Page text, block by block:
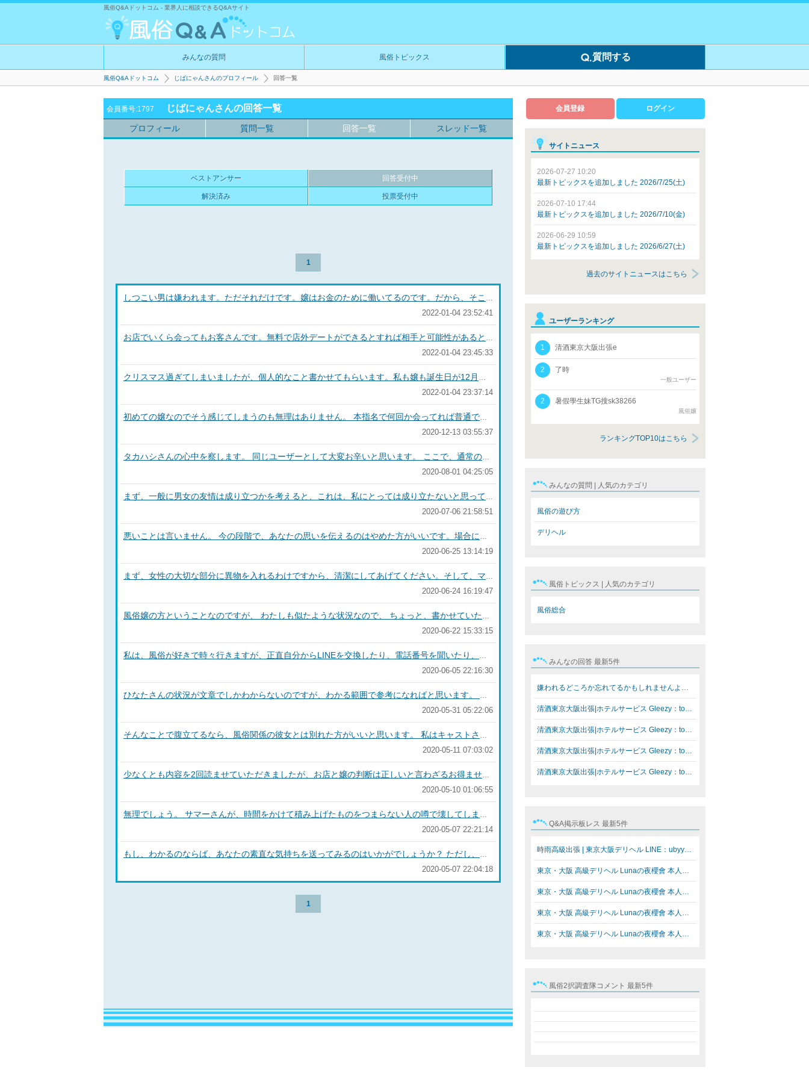
風俗Q&Aドットコム - 業界人に相談できるQ&Aサイト
みんなの質問 風俗トピックス 質問する
風俗Q&Aドットコム じばにゃんさんのプロフィール 回答一覧
会員番号:1797 じばにゃんさんの回答一覧
プロフィール 質問一覧 回答一覧 スレッド一覧
ベストアンサー 回答受付中
解決済み 投票受付中
1
しつこい男は嫌われます。ただそれだけです。嬢はお金のために働いてるのです。だから、そこを尊重してあげないといけません。あなたが、1千万も2千万も出したりできますか？ あと、誰しも踏み込まれたくないスペースがあります。それを尊重しないと彼女だってできないですよ。
2022-01-04 23:52:41
お店でいくら会ってもお客さんです。無料で店外デートができるとすれば相手と可能性があると思います。 よく考えて欲しいのは、自分だけって思うのは自由ですが、自分にもするなら他でもしてるって思うことです。 例え、他でしてても嬢は言いません。 それに耐えられるなら、続けてみてもいいと思います。
2022-01-04 23:45:33
クリスマス過ぎてしまいましたが、個人的なこと書かせてもらいます。私も嬢も誕生日が12月なのでお泊まりで、誕生会をしました。私もプレゼントをしましたが、嬢からもプレゼントをいただきました。 クリスマスについては、LINEでスイーツをプレゼントしました。 年末にも会って2人で忘年会をしました。 私が思うには、クリスマスとかバレンタインとかは、イベントだと思いますので、スイーツとか小物とかささやかなものでいいのかなと思います。 もらったら嬉しいけど、あまり高いものだとお互いに難しいのかと思います。 それよりも、その時間を楽しんで盛り上がる方がいいのかなと思います。 みなこさんの笑顔が1番のプレゼントだと思います😊
2022-01-04 23:37:14
初めての嬢なのでそう感じてしまうのも無理はありません。 本指名で何回か会ってれば普通です。 逆に何度か会っていて毎回天気の話もしてられないので、それらしい話をしますが、全てが本当とは限りません。 ましてやプレイの30分程度の会話は、相手も楽なのです。 例えば、 comoさんが既に、LINEや電話番号などの交換をしていて、 お店に来ない時でも、嬢からの営業ではなく、何気ない会話などがきてラリーで盛り上がったり、金銭が絡まないで外で何度か会う関係であれば文句なしだと思います。 風俗嬢は特に、お金が絡まないことは極力しません。キャバ嬢のように営業をしないのは、プレイ料金が決まってるからです。 でも、話しの感じからも 嫌われてはいないと思いますので、 プレイの最中は思い切ってサービス内で楽しんでください。 ちなみに自分の経験からすると LINEは嬢から交換したいと言われた。 オプション料金はサービスしてくれた。 親しい呼び名を提案されたなど、 嬢発信での場合グッと親しい関係になります。 comoさんもぜひとも楽しんでください！
2020-12-13 03:55:37
タカハシさんの心中を察します。 同じユーザーとして大変お辛いと思います。 ここで、通常の友人関係、恋人関係で考えてみると少しは冷静になれるのかなと思います。 何度かお店で会って、 相手にも信用を得て、LINE交換、姫予約まで繋がりを持ったのだと思います。 通常ですと友達関係ぐらいまで行ったのかもしれません。 日常関係でも、こちらは思い当たらず、 突然、既読スルーやLINEを拒否をされたりとかあったりすると思います。 でも、その時に 相手はあなたに理由を言いますか？ 恋人関係でも、理由を言わず、 振られることもあると思います。 理由をいうというのは、 言われる側も辛いですが、 いう側も相手にどう思われるか、 さらにはいうことで、 何かされる可能性もあるため、 負担が大きいと思います。 もう一度、 タカハシさんの今までの嬢に対する態度を思い返してみてください。 何かサインはありませんでしたか？ 必ず、態度、仕草、言動、LINEなどの変化があったはずです。 もし、逆に気付かないのでしたら、 風俗店には行かない方が良いと思います。 あと、わからないけど、 風俗では遊びたいのでしたら、 その女性と相性が悪かったと割り切るべきです。 普段、デートや遊びに行って、 楽しい時間を過ごせたと思っても、 相手には退屈だったり、 嫌な気分になったりして、 関係が終わってしまうこともあると思います。 同様に、嬢も1人の女性です。 あなたとの時間をお金の関係ですが、 友達関係や恋人関係のように、相手を尊重して遊んでいれば、 相手も精一杯サービスをしてくれると思います。 逆に、相手を下にみたりサービスされて当然や仲良くなってきたのだから、少し強引にプレイしたとすれば、身体に負担になったり、傷ついたりする場合もあります。宅配系ですが、強引に手でされたので、腫れたり傷ついたりしたといって、見せてもらったこともあります。(もちろんそのお客さんには言えないと言ってました。) 今回は本当に残念でしたが、 一度自分の中で総括して、 遊んでみることをお勧めします。 まだまだ、素敵な嬢もたくさんいますので、 相手を尊重して楽しく遊んで欲しいと思います。
2020-08-01 04:25:05
まず、一般に男女の友情は成り立つかを考えると、これは、私にとっては成り立たないと思っています。なので、風俗嬢とお客さんの友情はないと思います。 しかし、仲良しさんだったらどうでしょうか？友達関係って、お友達になろうと思ってなるものではないと思います。趣味が合う、好みが似てる、話が合うそんなことで、人は惹かれて、いつのまにか仲良しになっているのだと思います。 そう考えると この娘と付き合いたいとか、 店外したいとか 友達としてプライベートで会いたいとか そういうのって、 結果的にそうなるのであって、 最初から下心が見え隠れすると 風俗嬢とお客さんの関係は永遠に変わりません。 まずは、時間内を2人で楽しむ、 また、相手を楽しませる。 サプライズ的なことをしてみてはいかがでしょうか？ 相手に会いたいとか、 ◯◯さんと一緒だと時間がすぐすぎちゃうとか そういうふうになると 相手も少しづつ、 心を開いてくれます。 こちらからじゃなくて、 相手からLINE交換しよとか 相手からLINEが来たりなど、 どちらかというと受け身の感じの始まりの方が、 相手と近くなれる気がします。 まずは、相手の話をよく聞いてください。 そして、答えを導くのではなく、 共感してください。 そうするとだんだん、 自分のことを話しする様になりと思います。 そうなって、 存在が近くなってきたら、 好きなことやものを聞いたりして、 写真などみせたりして、 こないだこんなお洒落な店があったんだよねとか ◯◯とか美味しいよねとか 話すと 興味を持ってる相手であれば、 行ってみたいとか ◯◯好きなんですかとか 話しが盛り上がってきて、 自然に誘える状況になると思います。 そうなっていけば、こっちのものです。 とにかく、焦っちゃダメです。 あと、時間をかけるべきです。 そして、ダメ元と思うことです。 そうすれば、いいことが起きるかもしれません。ご検討をお祈りしています！
2020-07-06 21:58:51
悪いことは言いません。 今の段階で、あなたの思いを伝えるのはやめた方がいいです。場合によると出禁になります。そして、お店公認でお付き合いは100%あり得ないと思います。 とkokoroさんには厳しいことを書かせてもらいましたが、 ひとつだけチャンスがあるとすれば、 相手の趣味や好みに共感して、信頼を得ることです。 いまのkokoroさんの前のめりの状況は、 自分が好きなんだから、 あなたも好きになれと言っているようなものです。 それよりも、時間はかかりますが、 相手に信頼され、頼られる状況になれば、 自然と相手の連絡先やプライベートなことも教えてくれると思います。 これは、通常の恋愛でも一緒です。 特に、キャバと違って、 風俗はお客さんの支払う金額は決まってますので、 色恋営業をかける可能性が下がります。 そして、ちょっと聞いた話ですと 基本、お客さんのことは、 お金としか思っていません。 それなので、そこを抜け出さないと 男女関係には発展しません。 と考えると kokoroさんといると楽しいなとか もっとお話ししたいなとか あなたに魅力を感じないと 次の一歩はありません。 悪いことは言いません。 まずは、指名した時間内 マナーを守って、 お互いに楽しく過ごすことを考えると いいことがあるかもしれません。 若さに任せて焦らないでください。 あと、お店に行く時は、 爪は深爪ぐらいまで短くする。 カドをとる。 行く前にシャワーなど浴びて、 体臭を抑える。 あと、口臭についても気をつける。 女性は、お客さんをよく見ています。 まずは、kokoroさんは清潔感があって、 エロいこと楽しいって思われるように頑張ってください。
2020-06-25 13:14:19
まず、女性の大切な部分に異物を入れるわけですから、清潔にしてあげてください。そして、マナーとして、爪を切ってちゃんとヤスリでカドを処理してください。 そして出来るだけ、指の腹の部分で、優しく触ってください。感じるポイントやGスポット、ポルチオなどは、それぞれの位置があると思いますので、女性の表情や息遣いを感じながら、徐々に強めにしてください。 ある程度、感じてくると少しぐらい強くないと刺激を感じないかもしれません。でも、注意するのは、爪先や肌の弱い部分などがありますので、常に注意してプレイしてください。 わたしが、嬢とプレイした時に、 すごく気持ちよくなってくれて、 話も弾みました。 それは、前戯の部分で普段しない部分を濃厚に攻めました。そこから徐々に大事な部分に近づいていくと嬢も受け入れ態勢になりますので、 直接手マンするよりも、時間をかけることもいいと思います。 そして、残念だったのは、 わたしの前のお客さんに、 触られ方が強引だったようで、 おまたの部分が赤く腫れ上がっていました。 嬢はお客さんになかなか言えないのだと思います。クイルさんも、風俗を愛するものとして、 嬢の身体に気を付けてあげて、楽しい時間をお過ごし下さい！
2020-06-24 16:19:47
風俗嬢の方ということなのですが、 わたしも似たような状況なので、 ちょっと、書かせていただきます。 わたしの場合は、 ソープではないのですが、 お店の時に連絡先を嬢の方から教えてくれました。 最初は、LINEを送っていいのか戸惑いましたが、 時々向こうからもきていたし、 会おうということも言ってくれてたので、 卒業後も、LINEのやりとりなどしています。 あと、あもんさんと同じように、 会話の中で家族のことや友達の話など、プライベートな会話もさせてもらってます。 ほんと普通の仲良しの関係になってます。 その彼女が言ってたのは、 お客さんはお客さんとしてしか見られない。 でも、その中でも、一部の人は、 それ以上の可能性があるようです。 今は、プライベートで会う関係ですが、 このコロナの状況の中で、 関係を継続させるのは本当に大変でした。 ひとつあもんさんに言えることは、 焦らないことです。 そして、出来るだけ相手のペースに合わせてあげることです。 相手は、最初のうちはやはり警戒しています。 だから、その不安な気持ちを解消してじっくりと関係を作っていけば、 次のステップに行けると思います。 あもんさんのご健闘をお祈りしています！
2020-06-22 15:33:15
私は、風俗が好きで時々行きますが、正直自分からLINEを交換したり、電話番号を聞いたり、プライベートなことを聞いたりってほとんどしたことがありません。その時間内を楽しく満足できればいいかなといつも思っています。 ただし、1人だけ仲良しになった嬢がいまして、その時も、LINEをこちらから聞いたわけでもなく、趣味があって会話が弾んで、嬢の方から教えてくれました。 なので、恐る恐る時々送ったりしてましたが、そのLINEの名前も後々本名だったのがわかって、嘘じゃないのがわかってこちらがびっくりしました。 ぽこぽこちんさんの言うように、都合が悪ければ、嘘をついたりするのも2人が楽しい時間を過ごせるならありだと思います。 そこで、私自身のことを考えると連絡先や店外など、プライベートなことを聞かなかったことやどちらかというとこちらのプライベートをさらしたのが、ある意味良い関係につながったかなと思っています。 今は、その嬢はやめた状態ですが、基本的には、聞き役にまわるのが良いと思います。嬢も人間ですから、必要で有れば個人情報も話しますし、信用していると本当に友達などの仲良し関係になると思います。 ぽこぽこちんさんが、どういう関係をお望みなのかわかりませんが、せっかく仲良くなった関係なら、相手を1人の女性と尊重しつつ、少しづつ距離を近づけるのが良いと思います。 お客さんとの関係であったとしても、いい関係なら、お店で良い対応をしてくれると思いますし、それ以上になったとしたら、お互い良い関係に発展するかもしれません。 私は、男性ですから、デートなどの場合お金はこちらが持ちますが、1時間いくらとかそういうものは発生しない関係です。 ぽこぽこちんさんには、是非とも、1人の男女という良い関係を築いてもらって、楽しい風俗ライフを過ごしてもらえればいいと思います。
2020-06-05 22:16:30
ひなたさんの状況が文章でしかわからないのですが、わかる範囲で参考になればと思います。 まず、ひなたさんのデリヘル に勤める動機ですが、はっきり言うとお金だと思います。これは、すごく重要なことだと思いますので、まずはこれを定義します。 次に、今の社会情勢ですが、 コロナの中、風俗関係の方のご苦労をほんとうに感じます。その中で、プライベートでも、よくしてくれる方がいることは、いまの状況を考えるとありがたいのかもしれません。ただし、その方が、ひなたさんが満足するぐらいお金を払ってくれるかと言うとそれは難しいとおもいます。 私も知り合いに風俗の嬢がいて、今はおやすみしていますが、また始めたいという話になれば、残念ながらそれを止めることはできません。それは、最初にお話ししたようにお金が必要だからです。 嬢の方々の事情はあると思います。お客さんで、素敵な方もいらっしゃるかもしれませんが、その女性の全てを補うことは難しいと思います。また、ひなたさんがこの仕事が好きだとするなら、ぜひ続けて欲しいと思います。 私たちユーザーも、このコロナで自粛していましたが、今はむんむんしていてそろそろ我慢の限界です。ひなたさんのような素敵な女性がいないと犯罪に走ってしまうかもしれません。それを減らすためにも、男性の方には悪いですが、ひなたさんを応援してくれるならば、お店で応援して下さいと割り切ることも大切だと思います。 結局は、その男性は独占したいだけなので、本当にひなたさんのことを考えてくれる人ならば、理解してくれると思います。いやらしい話になりますが、お店に出るぐらいいただければとも思いますが、それは双方ともいろんな意味で負担になるのでやめたほうがいいと思います。 くれぐれもお体に気をつけて頑張ってください。ひなたさんの人生ですから、自分がどうしたいのかよく整理なされると今後のことがよくわかるかもしれません。
2020-05-31 05:22:06
そんなことで腹立てるなら、風俗関係の彼女とは別れた方がいいと思います。 私はキャストさんの気持ちはわかりませんが、何を好き好んで知らない人とコミュニケーションとったり、からだをさわったりさわられたりするのでしょうか？ ゼームさんは、いわゆる仕事と私どっちが大事って言ってる女性と同じ心理です。 それじゃなくても、キャストさん自身も、メンタル相当やられます。それを理解してあげるのがゼームさんじゃないですか？もし、つまらないことで争ってしまうなら、お別れした方がいいと思います。 彼女さんの気持ちを全て受け入れて見るのはどうですか？
2020-05-11 07:03:02
少なくとも内容を2回読ませていただきましたが、お店と嬢の判断は正しいと言わざるお得ません。はっきり言って、ストーカー予備軍です。 文章を読んでいて不思議に思ったのが、自動車免許でしょ。誰でもとれます。うちの母親も50の時苦労しながら取りました。全然、すごくないです。それを運命感じちゃう神経がおかしいです。 あと、Ksさんは彼女の何を知ってるのですか？ LINEなどの交流はありますか？自分からではなく相手から教えてくれましたか？ 本名や住所、電話番号など相手から教えてくれましたか？ あなたの考えはオナニーと一緒です。 出禁にされるの当然です。 あと、一番笑えたのは、 一度やった人としかできない。 最初からオレきみと2回目ってあり得ないでしょう。日本語崩壊してます。 悪いことは言いません。 もし、まだ、風俗にいきたいなら、 自分よがりはやめましょう。 ホントに気があったり もっと、一緒にいたいと相手がおもってくれたときは、相手も人間ですから、 向こうから、お誘いがあると思います。 これを反省材料として、つぎのチャンスに期待しています❗
2020-05-10 01:06:55
無理でしょう。 サマーさんが、時間をかけて積み上げたものをつまらない人の噂で壊してしまったのですね。 多分、それが彼女にとっては1番嫌なことだったのではないのでしょうか？ 着信拒否や受信拒否になってないことが前提ですが、相手の気持ちになって、相手の好む話題や興味があることを時々送ってみることはどうでしょうか？ あなたに興味がなければ、既読自体つかない。いくらか気になってれば、既読スルー。気になれば何かしらの返信があると思います。出来るだけ重くないように、時間をかけるべきです。 焦りは禁物です。 幸運を祈ります。
2020-05-07 22:21:14
もし、わかるのならば、あなたの素直な気持ちを送ってみるのはいかがでしょうか？ ただし、返事がない場合もありますし、良い返事は、あまり期待はしないほうがいいと思います。 と言いながらも、他の人よりも、印象として残るためには、さりげなさが意外と効きます。
2020-05-07 22:04:18
1
会員登録 ログイン
サイトニュース
2026-07-27 10:20
最新トピックスを追加しました 2026/7/25(土)
2026-07-10 17:44
最新トピックスを追加しました 2026/7/10(金)
2026-06-29 10:59
最新トピックスを追加しました 2026/6/27(土)
過去のサイトニュースはこちら
ユーザーランキング
1 清酒東京大阪出張e
2 了時
一般ユーザー
2 暑假學生妹TG搜sk38266
風俗嬢
ランキングTOP10はこちら
みんなの質問 | 人気のカテゴリ
風俗の遊び方
デリヘル
風俗トピックス | 人気のカテゴリ
風俗総合
みんなの回答 最新5件
嫌われるどころか忘れてるかもしれませんよ？ お客様はあ…
清酒東京大阪出張|ホテルサービス Gleezy：top7340 Telegr…
清酒東京大阪出張|ホテルサービス Gleezy：top7340 Telegr…
清酒東京大阪出張|ホテルサービス Gleezy：top7340 Telegr…
清酒東京大阪出張|ホテルサービス Gleezy：top7340 Telegr…
Q&A掲示板レス 最新5件
時雨高級出張 | 東京大阪デリヘル LINE：ubyy6 Gleezy / T…
東京・大阪 高級デリヘル Lunaの夜櫻會 本人写真確認済み…
東京・大阪 高級デリヘル Lunaの夜櫻會 本人写真確認済み…
東京・大阪 高級デリヘル Lunaの夜櫻會 本人写真確認済み…
東京・大阪 高級デリヘル Lunaの夜櫻會 本人写真確認済み…
風俗2択調査隊コメント 最新5件